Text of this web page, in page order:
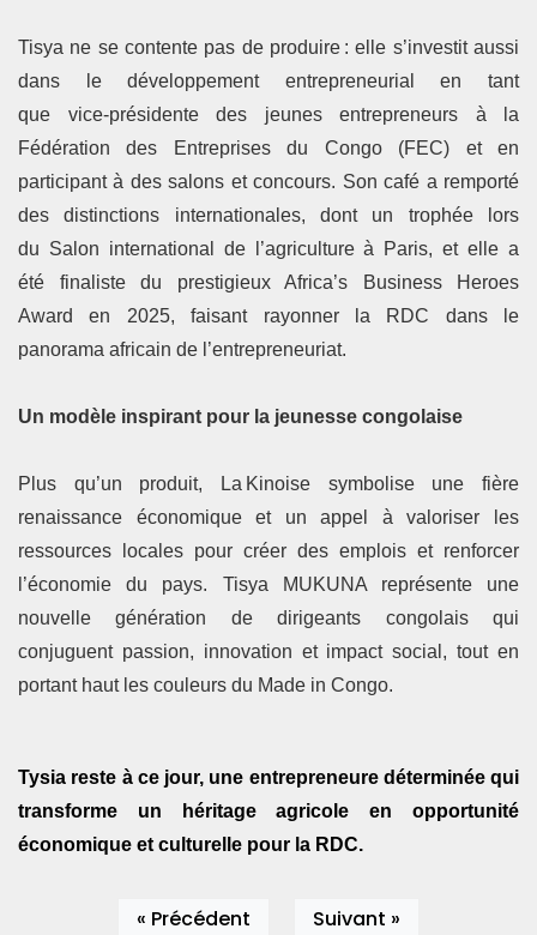
Tisya ne se contente pas de produire : elle s’investit aussi
dans le développement entrepreneurial en tant
que vice‑présidente des jeunes entrepreneurs à la
Fédération des Entreprises du Congo (FEC) et en
participant à des salons et concours. Son café a remporté
des distinctions internationales, dont un trophée lors
du Salon international de l’agriculture à Paris, et elle a
été finaliste du prestigieux Africa’s Business Heroes
Award en 2025, faisant rayonner la RDC dans le
panorama africain de l’entrepreneuriat.
Un modèle inspirant pour la jeunesse congolaise
Plus qu’un produit, La Kinoise symbolise une fière
renaissance économique et un appel à valoriser les
ressources locales pour créer des emplois et renforcer
l’économie du pays. Tisya MUKUNA représente une
nouvelle génération de dirigeants congolais qui
conjuguent passion, innovation et impact social, tout en
portant haut les couleurs du Made in Congo.
Tysia reste à ce jour, une entrepreneure déterminée qui
transforme un héritage agricole en opportunité
économique et culturelle pour la RDC.
« Précédent Suivant »